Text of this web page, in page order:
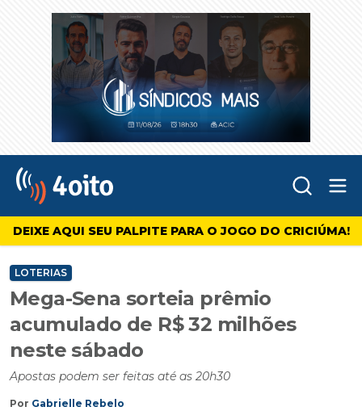
4oito
DEIXE AQUI SEU PALPITE PARA O JOGO DO CRICIÚMA!
LOTERIAS
Mega-Sena sorteia prêmio
acumulado de R$ 32 milhões
neste sábado
Apostas podem ser feitas até as 20h30
Por Gabrielle Rebelo